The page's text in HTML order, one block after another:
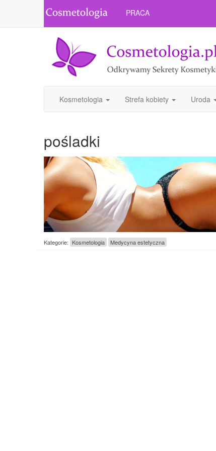
PRACA
Kosmetologia Strefa kobiety Uroda
pośladki
Kategorie: Kosmetologia Medycyna estetyczna